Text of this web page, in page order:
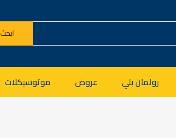
ابحث
رولمان بلي عروض موتوسيكلات